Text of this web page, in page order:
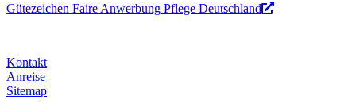
Gütezeichen Faire Anwerbung Pflege Deutschland
Kontakt
Anreise
Sitemap